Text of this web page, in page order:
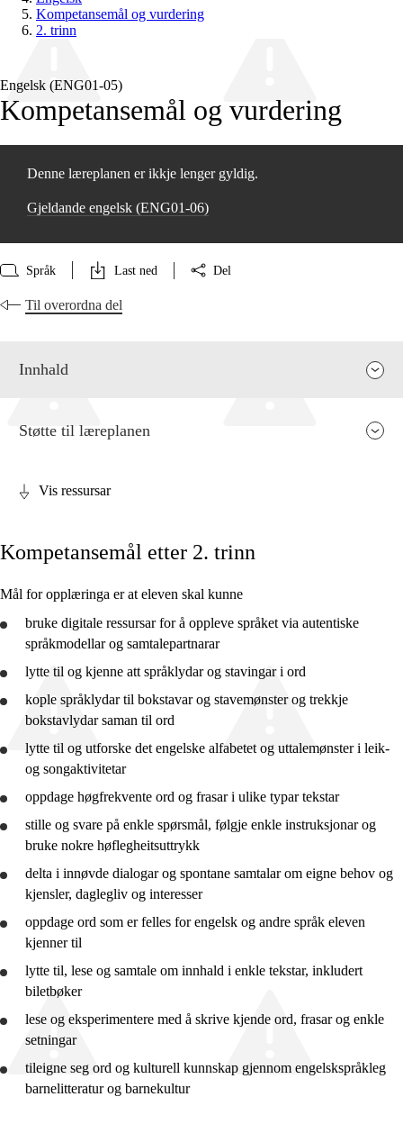
Kompetansemål og vurdering
2. trinn
Engelsk (ENG01‑05)
Kompetansemål og vurdering
Denne læreplanen er ikkje lenger gyldig.
Gjeldande engelsk (ENG01‑06)
Språk Last ned Del
Til overordna del
Innhald
Kjerneelement
Tverrfaglege tema
Grunnleggjande ferdigheiter
2. trinn
4. trinn
7. trinn
10. trinn
Vg1 SF
Støtte til læreplanen
Vis ressursar
Kompetansemål etter 2. trinn
Mål for opplæringa er at eleven skal kunne
bruke digitale ressursar for å oppleve språket via autentiske
språkmodellar og samtalepartnarar
lytte til og kjenne att språklydar og stavingar i ord
kople språklydar til bokstavar og stavemønster og trekkje
bokstavlydar saman til ord
lytte til og utforske det engelske alfabetet og uttalemønster i leik-
og songaktivitetar
oppdage høgfrekvente ord og frasar i ulike typar tekstar
stille og svare på enkle spørsmål, følgje enkle instruksjonar og
bruke nokre høflegheitsuttrykk
delta i innøvde dialogar og spontane samtalar om eigne behov og
kjensler, daglegliv og interesser
oppdage ord som er felles for engelsk og andre språk eleven
kjenner til
lytte til, lese og samtale om innhald i enkle tekstar, inkludert
biletbøker
lese og eksperimentere med å skrive kjende ord, frasar og enkle
setningar
tileigne seg ord og kulturell kunnskap gjennom engelskspråkleg
barnelitteratur og barnekultur